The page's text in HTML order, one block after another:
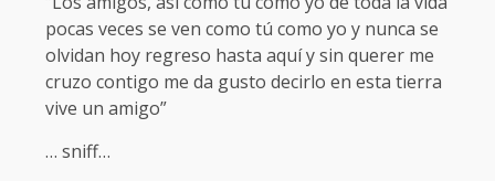
pocas veces se ven como tú como yo y nunca se
olvidan hoy regreso hasta aquí y sin querer me
cruzo contigo me da gusto decirlo en esta tierra
vive un amigo”
… sniff…